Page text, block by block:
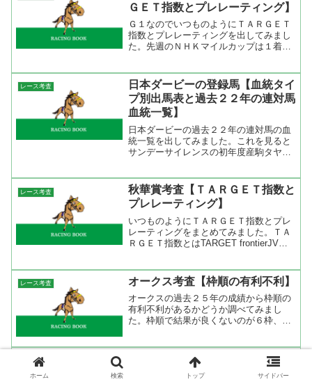
ＧＥＴ指数とプレレーティング】
Ｇ１なのでいつものようにＴＡＲＧＥＴ
指数とプレレーティングを出してみまし
た。先週のＮＨＫマイルカップは１着に
ッドスパーダが入って万馬券になった。
今年のＧ１は天皇賞（春）...
レース考査
日本ダービーの登録馬【血統タイ
プ別出馬表と過去２２年の連対馬
血統一覧】
日本ダービーの過去２２年の連対馬の血
統一覧を出してみました。これを見ると
サンデーサイレンスの初年度産駒タヤス
げている。しかし、サンデーサイレンス
系が全く連対出来ない年も...
レース考査
秋華賞考査【ＴＡＲＧＥＴ指数と
プレレーティング】
いつものようにＴＡＲＧＥＴ指数とプレ
レーティングをまとめてみました。ＴＡ
ＲＧＥＴ指数とはTARGET frontierJVで
指数と同じ意味です。また、表に出てい
るＺＩ値...
レース考査 オークス考査【枠順の有利不利】
オークスの過去２５年の成績から枠順の
有利不利があるかどうか調べてみまし
た。枠順で結果が良くないのが６枠、結
枠のイソノルーブルが勝っているから、
外枠は不利にならない。また...
レース考査
天皇賞春考査【過去２２年の連対
馬と血統一覧】
ホーム 検索 トップ サイドバー